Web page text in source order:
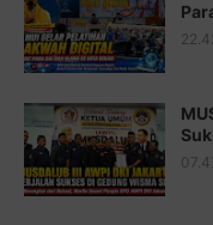
Juz 17 ⇨http://j.mp/
Juz 18 ⇨http://j.mp/
Juz 19 ⇨http://j.mp/
Juz 20 ⇨http://j.mp/
Juz 21 ⇨http://j.mp/